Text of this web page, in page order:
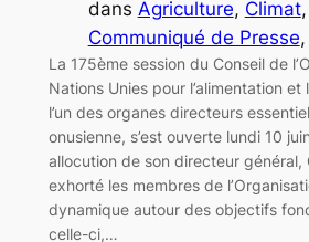
dans Agriculture, Climat
Communiqué de Presse,
La 175ème session du Conseil de
Nations Unies pour l’alimentation et
l’un des organes directeurs
onusienne, s’est ouverte lundi 10
allocution de son directeur général,
exhorté les membres de
dynamique autour des objectifs
celle-ci,…